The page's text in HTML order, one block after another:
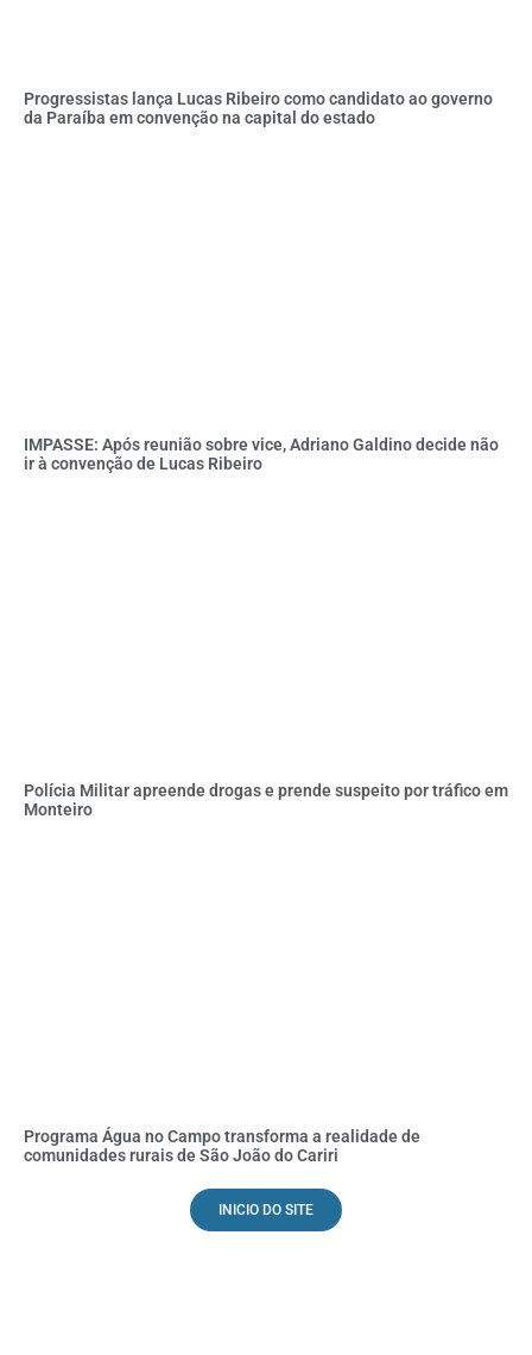
Progressistas lança Lucas Ribeiro como candidato ao governo
da Paraíba em convenção na capital do estado
IMPASSE: Após reunião sobre vice, Adriano Galdino decide não
ir à convenção de Lucas Ribeiro
Polícia Militar apreende drogas e prende suspeito por tráfico em
Monteiro
Programa Água no Campo transforma a realidade de
comunidades rurais de São João do Cariri
INICIO DO SITE